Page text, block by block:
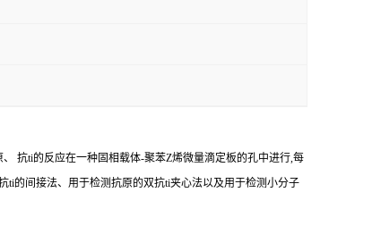
抗ti的反应在一种固相载体-聚苯Z烯微量滴定板的孔中进行,每
ti的间接法、用于检测抗原的双抗ti夹心法以及用于检测小分子